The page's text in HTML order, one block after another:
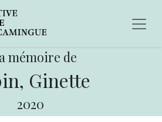
mémoire de
Ginette
2020